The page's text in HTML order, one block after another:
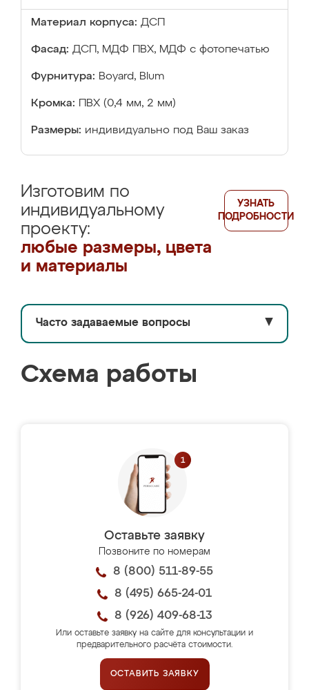
Материал корпуса: ДСП
Фасад: ДСП, МДФ ПВХ, МДФ с фотопечатью
Фурнитура: Boyard, Blum
Кромка: ПВХ (0,4 мм, 2 мм)
Размеры: индивидуально под Ваш заказ
Изготовим по
индивидуальному
проекту:
любые размеры, цвета
и материалы
УЗНАТЬ
ПОДРОБНОСТИ
Часто задаваемые вопросы ▼
Схема работы
Оставьте заявку
Позвоните по номерам
8 (800) 511-89-55
8 (495) 665-24-01
8 (926) 409-68-13
Или оставьте заявку на сайте для консультации и
предварительного расчёта стоимости.
ОСТАВИТЬ ЗАЯВКУ